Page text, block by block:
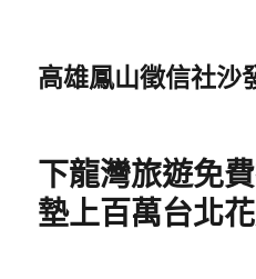
高雄鳳山徵信社沙
下龍灣旅遊免
墊上百萬台北